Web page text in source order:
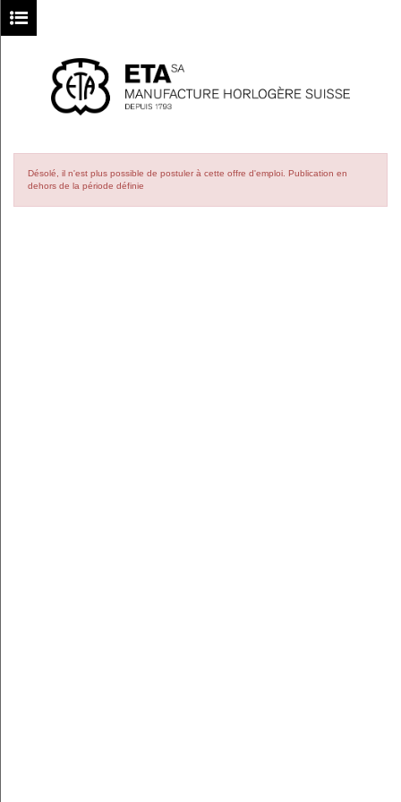
Désolé, il n'est plus possible de postuler à cette offre d'emploi. Publication en
dehors de la période définie